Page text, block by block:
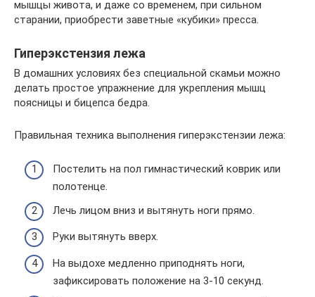
мышцы живота, и даже со временем, при сильном
старании, приобрести заветные «кубики» пресса.
Гиперэкстензия лежа
В домашних условиях без специальной скамьи можно
делать простое упражнение для укрепления мышц
поясницы и бицепса бедра.
Правильная техника выполнения гиперэкстензии лежа:
Постелить на пол гимнастический коврик или
полотенце.
Лечь лицом вниз и вытянуть ноги прямо.
Руки вытянуть вверх.
На выдохе медленно приподнять ноги,
зафиксировать положение на 3-10 секунд.